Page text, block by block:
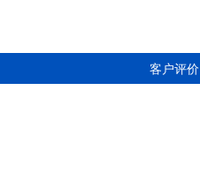
客户评价